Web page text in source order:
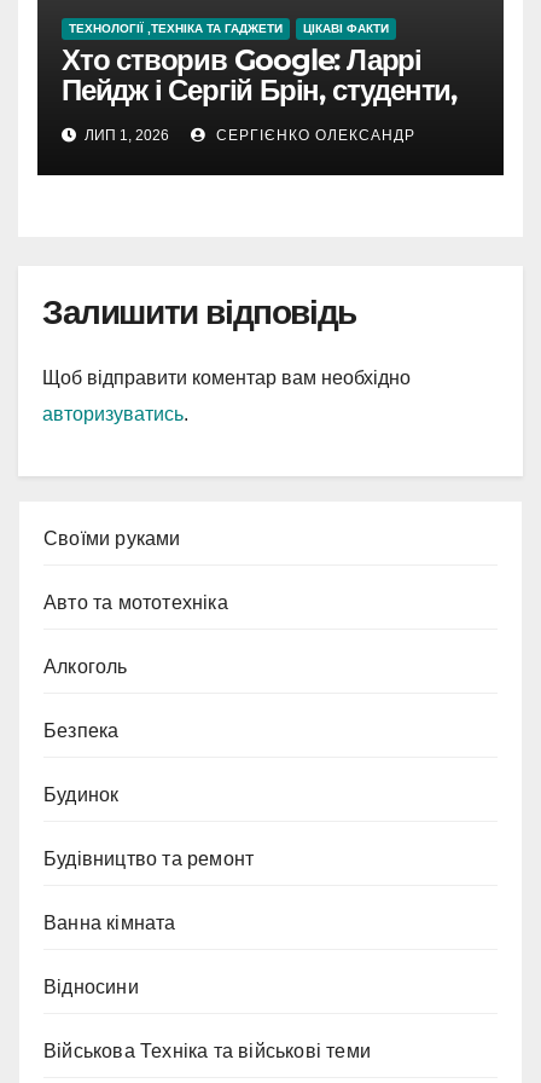
ТЕХНОЛОГІЇ ,ТЕХНІКА ТА ГАДЖЕТИ ЦІКАВІ ФАКТИ
Хто створив Google: Ларрі
Пейдж і Сергій Брін, студенти,
чия ідея підкорила інтернет
ЛИП 1, 2026 СЕРГІЄНКО ОЛЕКСАНДР
Залишити відповідь
Щоб відправити коментар вам необхідно
авторизуватись.
Cвоїми руками
Авто та мототехніка
Алкоголь
Безпека
Будинок
Будівництво та ремонт
Ванна кімната
Відносини
Військова Техніка та військові теми